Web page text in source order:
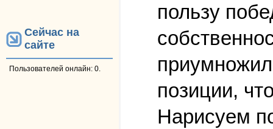
Сейчас на
сайте
Пользователей онлайн: 0.
пользу
позиции,
Нарисуем